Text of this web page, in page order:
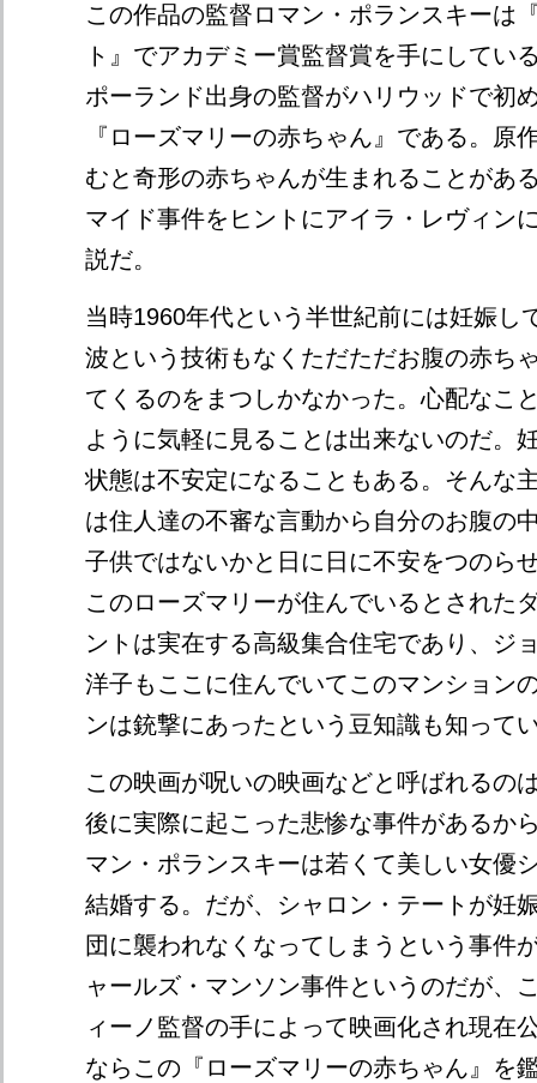
この作品の監督ロマン・ポランスキーは
ト』でアカデミー賞監督賞を手にしてい
ポーランド出身の監督がハリウッドで初
『ローズマリーの赤ちゃん』である。原
むと奇形の赤ちゃんが生まれることがあ
マイド事件をヒントにアイラ・レヴィン
説だ。
当時1960年代という半世紀前には妊娠し
波という技術もなくただただお腹の赤ち
てくるのをまつしかなかった。心配なこ
ように気軽に見ることは出来ないのだ。
状態は不安定になることもある。そんな
は住人達の不審な言動から自分のお腹の
子供ではないかと日に日に不安をつのら
このローズマリーが住んでいるとされた
ントは実在する高級集合住宅であり、ジ
洋子もここに住んでいてこのマンション
ンは銃撃にあったという豆知識も知って
この映画が呪いの映画などと呼ばれるの
後に実際に起こった悲惨な事件があるか
マン・ポランスキーは若くて美しい女優
結婚する。だが、シャロン・テートが妊
団に襲われなくなってしまうという事件
ャールズ・マンソン事件というのだが、
ィーノ監督の手によって映画化され現在
ならこの『ローズマリーの赤ちゃん』を